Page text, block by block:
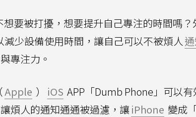
想要被打擾，想要提升自己專注的時間嗎
減少設備使用時間，讓自己可以不被煩人
專注力。
Apple ） iOS APP「Dumb Phone」可以
煩人的通知通通被過濾，讓 iPhone 變成